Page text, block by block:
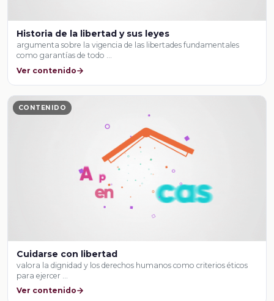
Historia de la libertad y sus leyes
argumenta sobre la vigencia de las libertades fundamentales
como garantías de todo …
Ver contenido
CONTENIDO
Cuidarse con libertad
valora la dignidad y los derechos humanos como criterios éticos
para ejercer …
Ver contenido